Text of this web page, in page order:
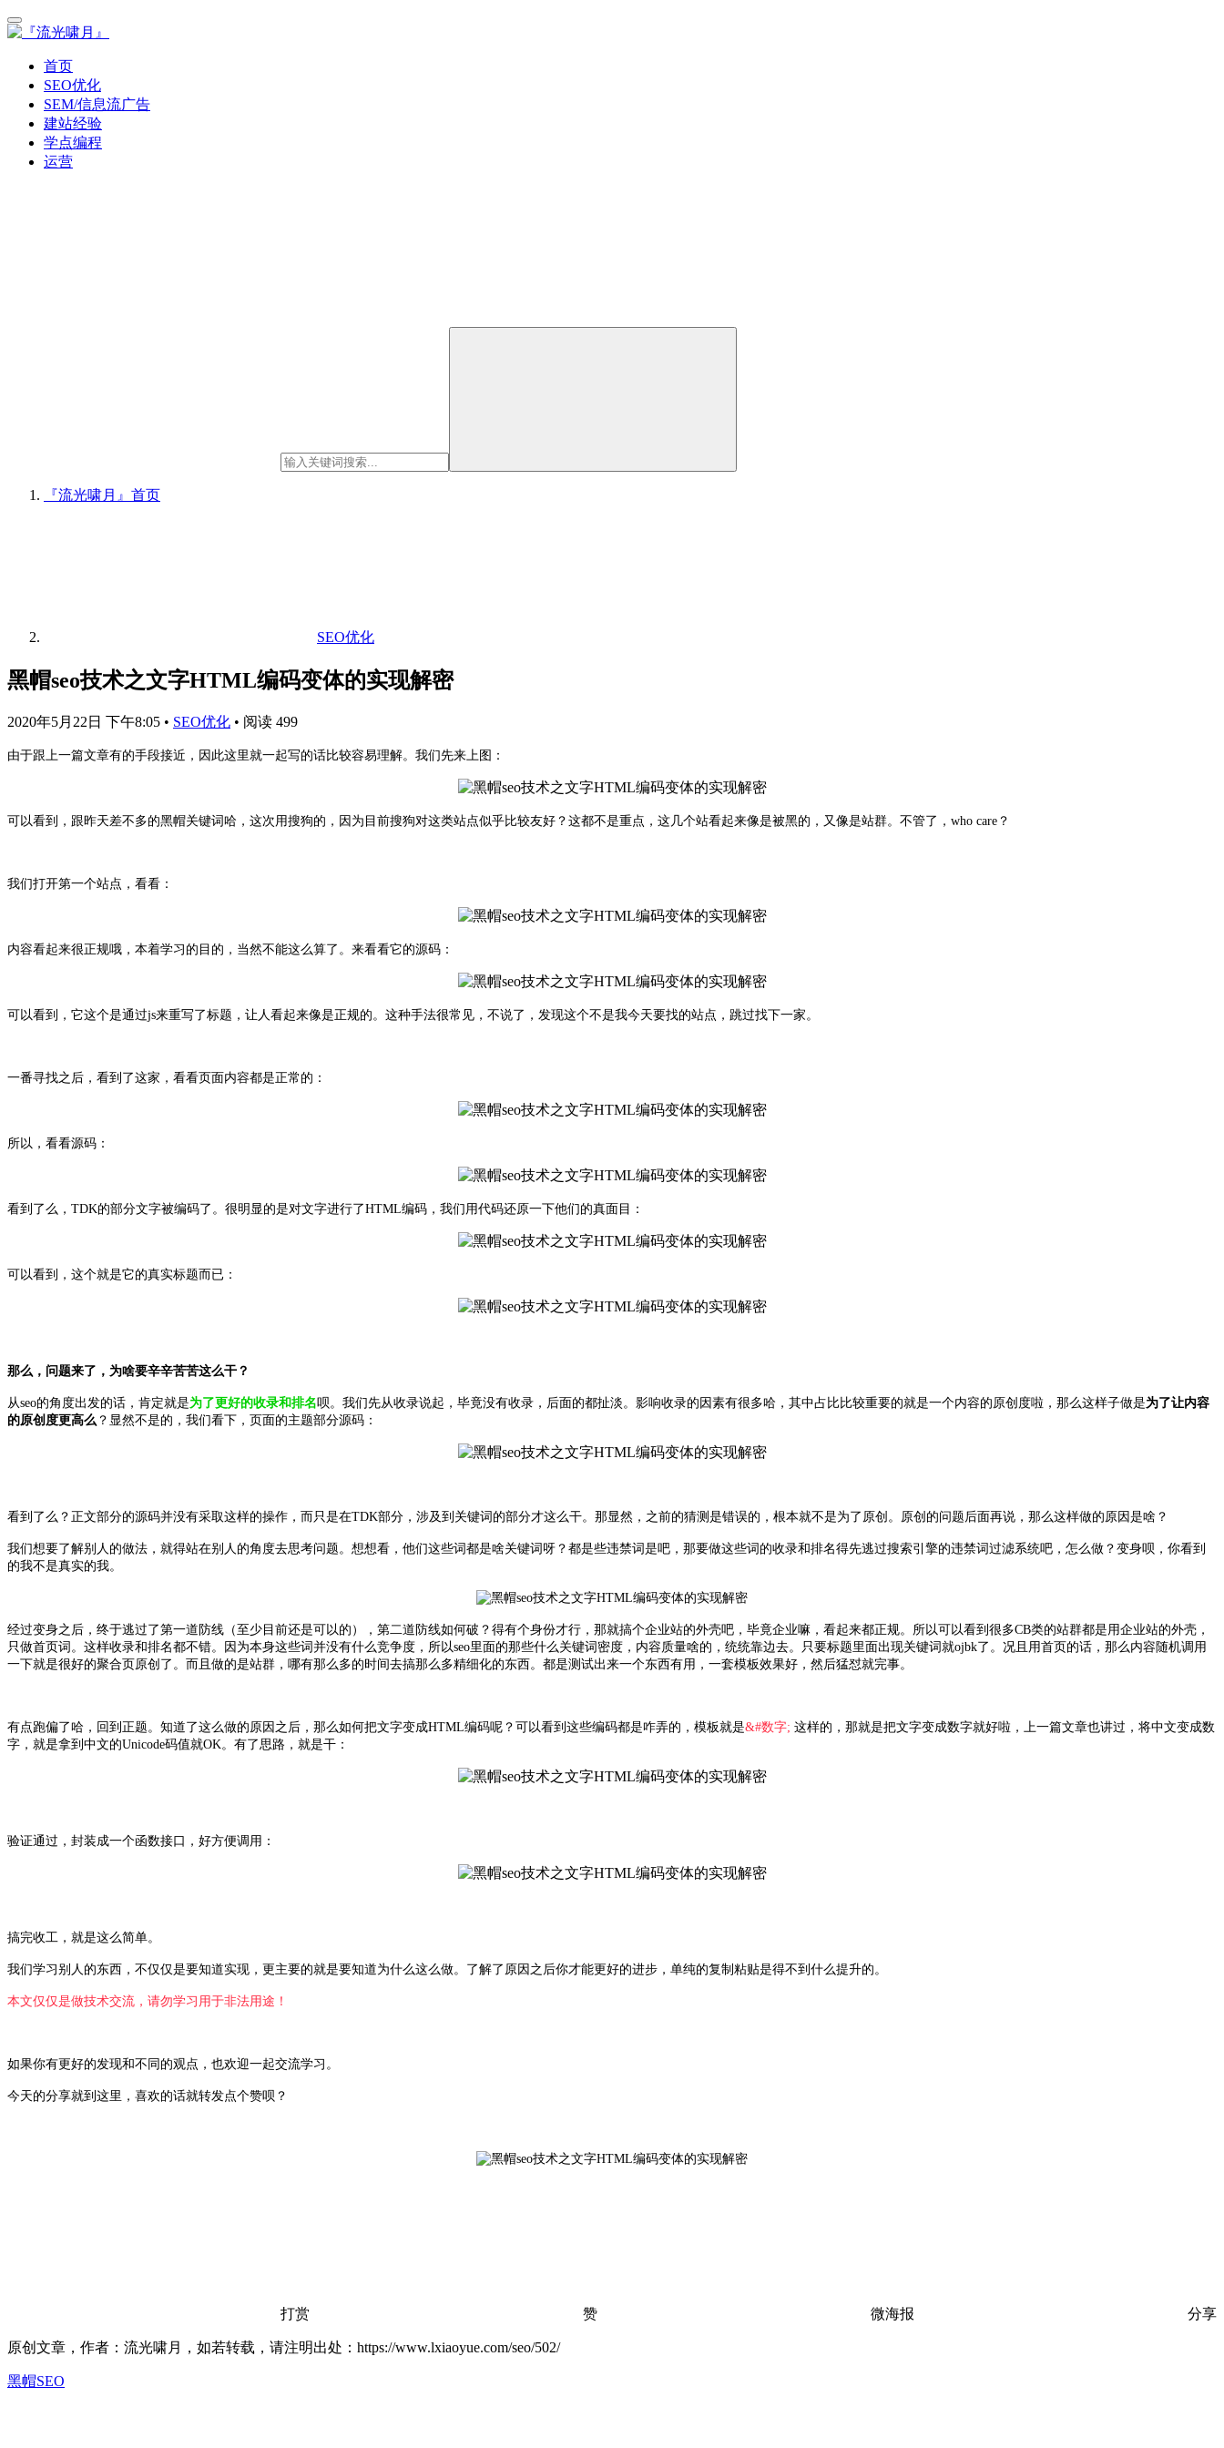
首页
SEO优化
SEM/信息流广告
建站经验
学点编程
运营
『流光啸月』 首页
SEO优化
黑帽seo技术之文字HTML编码变体的实现解密
2020年5月22日 下午8:05 • SEO优化 • 阅读 499
由于跟上一篇文章有的手段接近，因此这里就一起写的话比较容易理解。我们先来上图：
可以看到，跟昨天差不多的黑帽关键词哈，这次用搜狗的，因为目前搜狗对这类站点似乎比较友好？这都不是重点，这几个站看起来像是被黑的，又像是站群。不管了，who care？
我们打开第一个站点，看看：
内容看起来很正规哦，本着学习的目的，当然不能这么算了。来看看它的源码：
可以看到，它这个是通过js来重写了标题，让人看起来像是正规的。这种手法很常见，不说了，发现这个不是我今天要找的站点，跳过找下一家。
一番寻找之后，看到了这家，看看页面内容都是正常的：
所以，看看源码：
看到了么，TDK的部分文字被编码了。很明显的是对文字进行了HTML编码，我们用代码还原一下他们的真面目：
可以看到，这个就是它的真实标题而已：
那么，问题来了，为啥要辛辛苦苦这么干？
从seo的角度出发的话，肯定就是为了更好的收录和排名呗。我们先从收录说起，毕竟没有收录，后面的都扯淡。影响收录的因素有很多哈，其中占比比较重要的就是一个内容的原创度啦，那么这样子做是为了让内容
的原创度更高么 ？显然不是的，我们看下，页面的主题部分源码：
看到了么？正文部分的源码并没有采取这样的操作，而只是在TDK部分，涉及到关键词的部分才这么干。那显然，之前的猜测是错误的，根本就不是为了原创。原创的问题后面再说，那么这样做的原因是啥？
我们想要了解别人的做法，就得站在别人的角度去思考问题。想想看，他们这些词都是啥关键词呀？都是些违禁词是吧，那要做这些词的收录和排名得先逃过搜索引擎的违禁词过滤系统吧，怎么做？变身呗，你看到
的我不是真实的我。
经过变身之后，终于逃过了第一道防线（至少目前还是可以的），第二道防线如何破？得有个身份才行，那就搞个企业站的外壳吧，毕竟企业嘛，看起来都正规。所以可以看到很多CB类的站群都是用企业站的外壳，
只做首页词。这样收录和排名都不错。因为本身这些词并没有什么竞争度，所以seo里面的那些什么关键词密度，内容质量啥的，统统靠边去。只要标题里面出现关键词就ojbk了。况且用首页的话，那么内容随机调用
一下就是很好的聚合页原创了。而且做的是站群，哪有那么多的时间去搞那么多精细化的东西。都是测试出来一个东西有用，一套模板效果好，然后猛怼就完事。
有点跑偏了哈，回到正题。知道了这么做的原因之后，那么如何把文字变成HTML编码呢？可以看到这些编码都是咋弄的，模板就是&#数字; 这样的，那就是把文字变成数字就好啦，上一篇文章也讲过，将中文变成数
字，就是拿到中文的Unicode码值就OK。有了思路，就是干：
验证通过，封装成一个函数接口，好方便调用：
搞完收工，就是这么简单。
我们学习别人的东西，不仅仅是要知道实现，更主要的就是要知道为什么这么做。了解了原因之后你才能更好的进步，单纯的复制粘贴是得不到什么提升的。
本文仅仅是做技术交流，请勿学习用于非法用途！
如果你有更好的发现和不同的观点，也欢迎一起交流学习。
今天的分享就到这里，喜欢的话就转发点个赞呗？
打赏 赞 微海报 分享
原创文章，作者：流光啸月，如若转载，请注明出处：https://www.lxiaoyue.com/seo/502/
黑帽SEO